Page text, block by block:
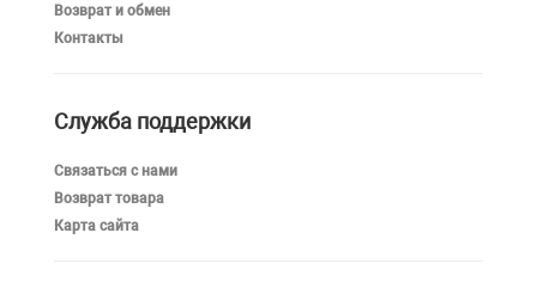
Возврат и обмен
Контакты
Служба поддержки
Связаться с нами
Возврат товара
Карта сайта